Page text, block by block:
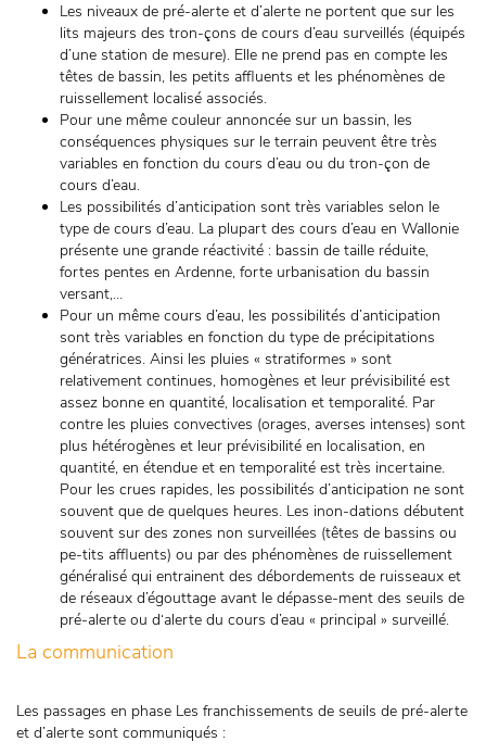
Les niveaux de pré-alerte et d’alerte ne portent que sur les
lits majeurs des tron-çons de cours d’eau surveillés (équipés
d’une station de mesure). Elle ne prend pas en compte les
têtes de bassin, les petits affluents et les phénomènes de
ruissellement localisé associés.
Pour une même couleur annoncée sur un bassin, les
conséquences physiques sur le terrain peuvent être très
variables en fonction du cours d’eau ou du tron-çon de
cours d’eau.
Les possibilités d’anticipation sont très variables selon le
type de cours d’eau. La plupart des cours d’eau en Wallonie
présente une grande réactivité : bassin de taille réduite,
fortes pentes en Ardenne, forte urbanisation du bassin
versant,…
Pour un même cours d’eau, les possibilités d’anticipation
sont très variables en fonction du type de précipitations
génératrices. Ainsi les pluies « stratiformes » sont
relativement continues, homogènes et leur prévisibilité est
assez bonne en quantité, localisation et temporalité. Par
contre les pluies convectives (orages, averses intenses) sont
plus hétérogènes et leur prévisibilité en localisation, en
quantité, en étendue et en temporalité est très incertaine.
Pour les crues rapides, les possibilités d’anticipation ne sont
souvent que de quelques heures. Les inon-dations débutent
souvent sur des zones non surveillées (têtes de bassins ou
pe-tits affluents) ou par des phénomènes de ruissellement
généralisé qui entrainent des débordements de ruisseaux et
de réseaux d’égouttage avant le dépasse-ment des seuils de
pré-alerte ou d‘alerte du cours d’eau « principal » surveillé.
La communication
Les passages en phase Les franchissements de seuils de pré-alerte
et d’alerte sont communiqués :